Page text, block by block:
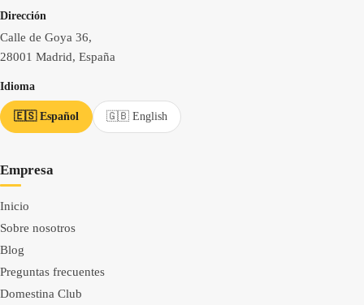
Dirección
Calle de Goya 36,
28001 Madrid, España
Idioma
🇪🇸 Español 🇬🇧 English
Empresa
Inicio
Sobre nosotros
Blog
Preguntas frecuentes
Domestina Club